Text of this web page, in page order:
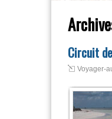
Circuit
Voyager-